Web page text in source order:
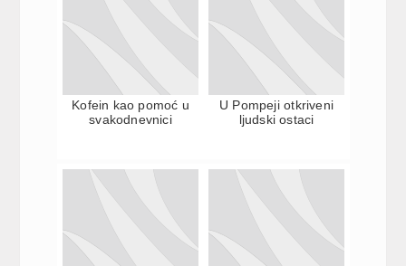
Kofein kao pomoć u
svakodnevnici
U Pompeji otkriveni
ljudski ostaci